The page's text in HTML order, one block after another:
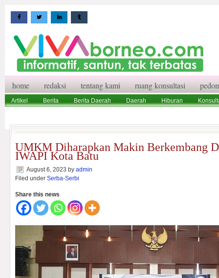
home redaksi tentang kami ruang konsultasi
Artikel Berita Berita Daerah Daerah Hiburan
UMKM Diharapkan Makin Berkembang
IWAPI Kota Batu
August 6, 2023 by admin
Filed under Serba-Serbi
Share this news